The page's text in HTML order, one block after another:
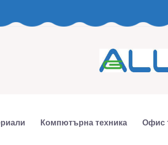
Компютърна техника Офис